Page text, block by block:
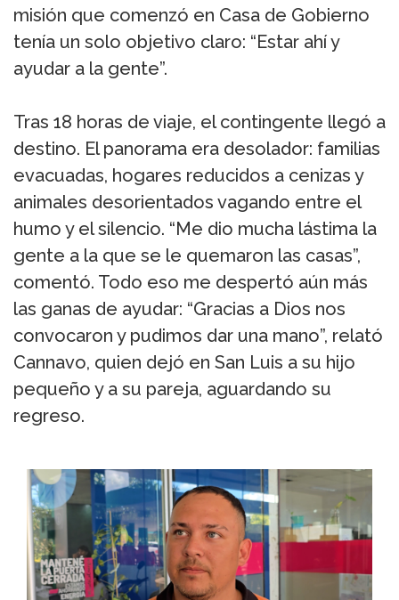
misión que comenzó en Casa de Gobierno
tenía un solo objetivo claro: “Estar ahí y
ayudar a la gente”.
Tras 18 horas de viaje, el contingente llegó a
destino. El panorama era desolador: familias
evacuadas, hogares reducidos a cenizas y
animales desorientados vagando entre el
humo y el silencio. “Me dio mucha lástima la
gente a la que se le quemaron las casas”,
comentó. Todo eso me despertó aún más
las ganas de ayudar: “Gracias a Dios nos
convocaron y pudimos dar una mano”, relató
Cannavo, quien dejó en San Luis a su hijo
pequeño y a su pareja, aguardando su
regreso.